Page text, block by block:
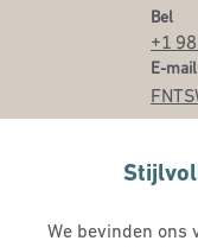
Bel
Bel
+1
E-mail
Email
We bevinden ons